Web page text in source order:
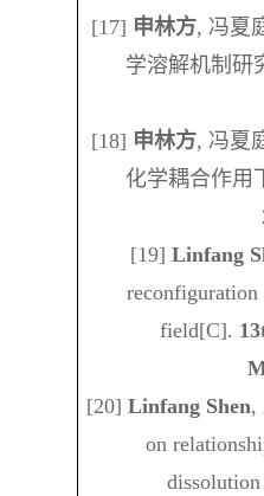
[17] 申林方,冯夏
学溶解机制研
[18] 申林方,冯夏
化学耦合作用
[19]Linfang S
field[C].
[20]Linfang Shen,
on r
d